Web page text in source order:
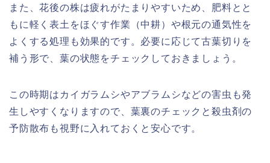
また、花後の株は疲れがたまりやすいため、肥料とと
もに軽く表土をほぐす作業（中耕）や根元の通気性を
よくする処理も効果的です。必要に応じて古葉切りを
補う形で、葉の状態をチェックしておきましょう。
この時期はカイガラムシやアブラムシなどの害虫も発
生しやすくなりますので、葉裏のチェックと殺虫剤の
予防散布も視野に入れておくと安心です。